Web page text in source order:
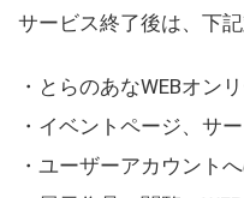
サービス終了後は、下
・とらのあなWEBオン
・イベントページ、サ
・ユーザーアカウント